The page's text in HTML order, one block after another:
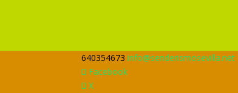
640354673 info@senderismosevilla.net
Facebook
X